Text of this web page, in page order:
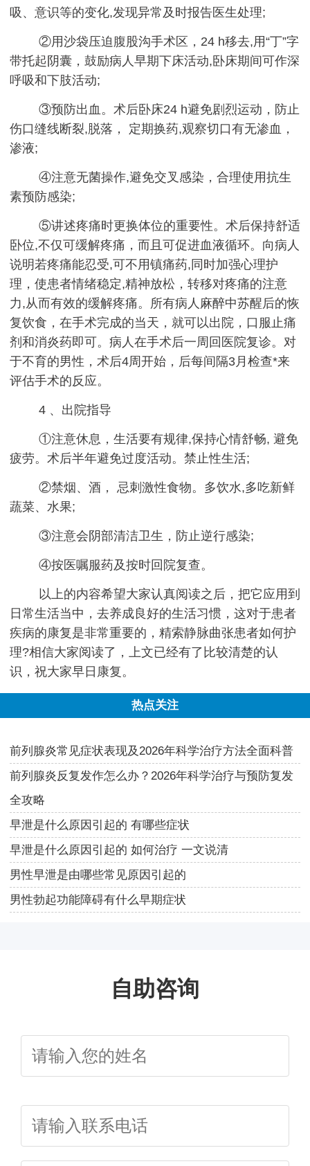
吸、意识等的变化,发现异常及时报告医生处理;
②用沙袋压迫腹股沟手术区，24 h移去,用“丁”字
带托起阴囊，鼓励病人早期下床活动,卧床期间可作深
呼吸和下肢活动;
③预防出血。术后卧床24 h避免剧烈运动，防止
伤口缝线断裂,脱落， 定期换药,观察切口有无渗血，
渗液;
④注意无菌操作,避免交叉感染，合理使用抗生
素预防感染;
⑤讲述疼痛时更换体位的重要性。术后保持舒适
卧位,不仅可缓解疼痛，而且可促进血液循环。向病人
说明若疼痛能忍受,可不用镇痛药,同时加强心理护
理，使患者情绪稳定,精神放松，转移对疼痛的注意
力,从而有效的缓解疼痛。所有病人麻醉中苏醒后的恢
复饮食，在手术完成的当天，就可以出院，口服止痛
剂和消炎药即可。病人在手术后一周回医院复诊。对
于不育的男性，术后4周开始，后每间隔3月检查*来
评估手术的反应。
4 、出院指导
①注意休息，生活要有规律,保持心情舒畅, 避免
疲劳。术后半年避免过度活动。禁止性生活;
②禁烟、酒， 忌刺激性食物。多饮水,多吃新鲜
蔬菜、水果;
③注意会阴部清洁卫生，防止逆行感染;
④按医嘱服药及按时回院复查。
以上的内容希望大家认真阅读之后，把它应用到
日常生活当中，去养成良好的生活习惯，这对于患者
疾病的康复是非常重要的，精索静脉曲张患者如何护
理?相信大家阅读了，上文已经有了比较清楚的认
识，祝大家早日康复。
热点关注
前列腺炎常见症状表现及2026年科学治疗方法全面科普
前列腺炎反复发作怎么办？2026年科学治疗与预防复发
全攻略
早泄是什么原因引起的 有哪些症状
早泄是什么原因引起的 如何治疗 一文说清
男性早泄是由哪些常见原因引起的
男性勃起功能障碍有什么早期症状
自助咨询